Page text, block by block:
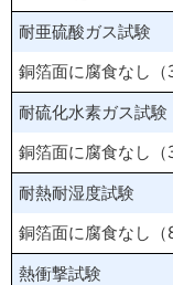
耐亜硫酸ガス試験
銅箔面に腐食なし
耐硫化水素ガス試験
銅箔面に腐食なし
耐熱耐湿度試験
銅箔面に腐食なし
熱衝撃試験